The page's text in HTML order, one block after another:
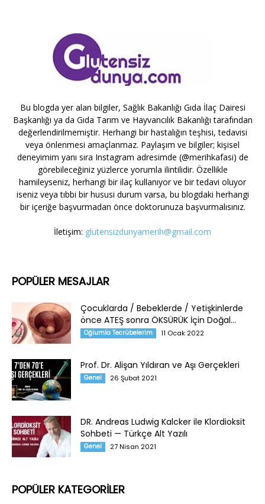
Bu blogda yer alan bilgiler, Sağlık Bakanlığı Gıda İlaç Dairesi
Başkanlığı ya da Gıda Tarım ve Hayvancılık Bakanlığı tarafından
değerlendirilmemiştir. Herhangi bir hastalığın teşhisi, tedavisi
veya önlenmesi amaçlanmaz. Paylaşım ve bilgiler; kişisel
deneyimim yanı sıra Instagram adresimde (@merihkafasi) de
görebileceğiniz yüzlerce yorumla ilintilidir. Özellikle
hamileyseniz, herhangi bir ilaç kullanıyor ve bir tedavi oluyor
iseniz veya tıbbi bir hususi durum varsa, bu blogdaki herhangi
bir içeriğe başvurmadan önce doktorunuza başvurmalısınız.
İletişim: glutensizdunyamerih@gmail.com
POPÜLER MESAJLAR
Çocuklarda / Bebeklerde / Yetişkinlerde
önce ATEŞ sonra ÖKSÜRÜK İçin Doğal...
Oğlumla Tecrübelerim 11 Ocak 2022
Prof. Dr. Alişan Yıldıran ve Aşı Gerçekleri
Genel 26 Şubat 2021
DR. Andreas Ludwig Kalcker ile Klordioksit
Sohbeti — Türkçe Alt Yazılı
Genel 27 Nisan 2021
POPÜLER KATEGORİLER